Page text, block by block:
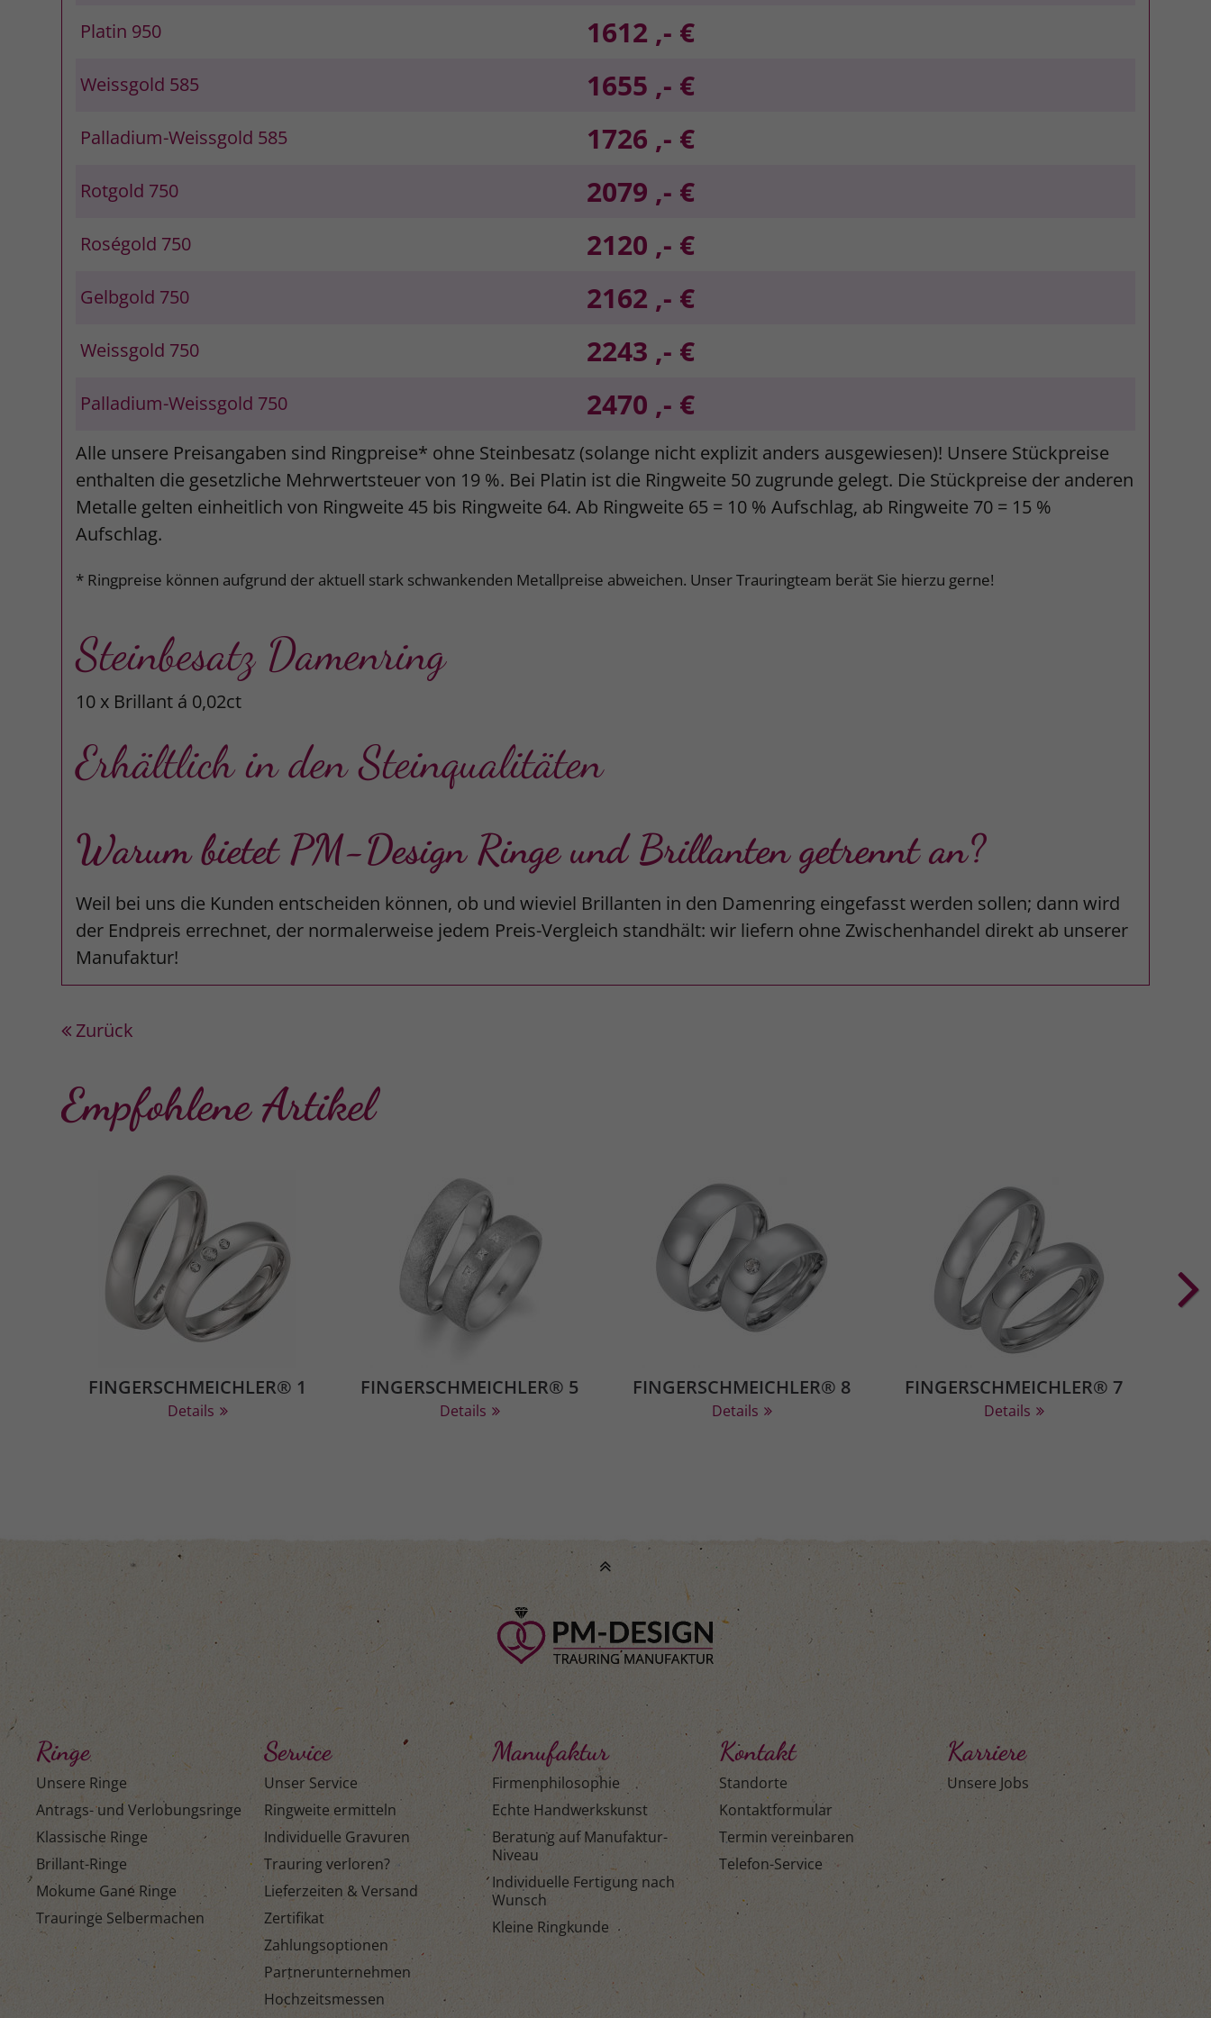
Platin 950 1612 ,- €
Weissgold 585 1655 ,- €
Palladium-Weissgold 585 1726 ,- €
Rotgold 750 2079 ,- €
Roségold 750 2120 ,- €
Gelbgold 750 2162 ,- €
Weissgold 750 2243 ,- €
Palladium-Weissgold 750 2470 ,- €
Alle unsere Preisangaben sind Ringpreise* ohne Steinbesatz (solange nicht explizit anders ausgewiesen)! Unsere Stückpreise
enthalten die gesetzliche Mehrwertsteuer von 19 %. Bei Platin ist die Ringweite 50 zugrunde gelegt. Die Stückpreise der anderen
Metalle gelten einheitlich von Ringweite 45 bis Ringweite 64. Ab Ringweite 65 = 10 % Aufschlag, ab Ringweite 70 = 15 %
Aufschlag.
* Ringpreise können aufgrund der aktuell stark schwankenden Metallpreise abweichen. Unser Trauringteam berät Sie hierzu gerne!
Steinbesatz Damenring
10 x Brillant á 0,02ct
Erhältlich in den Steinqualitäten
Warum bietet PM-Design Ringe und Brillanten getrennt an?
Weil bei uns die Kunden entscheiden können, ob und wieviel Brillanten in den Damenring eingefasst werden sollen; dann wird
der Endpreis errechnet, der normalerweise jedem Preis-Vergleich standhält: wir liefern ohne Zwischenhandel direkt ab unserer
Manufaktur!
Zurück
Empfohlene Artikel
FINGERSCHMEICHLER® 1
Details
FINGERSCHMEICHLER® 5
Details
FINGERSCHMEICHLER® 8
Details
FINGERSCHMEICHLER® 7
Details
Ringe
Unsere Ringe
Antrags- und Verlobungsringe
Klassische Ringe
Brillant-Ringe
Mokume Gane Ringe
Trauringe Selbermachen
Service
Unser Service
Ringweite ermitteln
Individuelle Gravuren
Trauring verloren?
Lieferzeiten & Versand
Zertifikat
Zahlungsoptionen
Partnerunternehmen
Hochzeitsmessen
Manufaktur
Firmenphilosophie
Echte Handwerkskunst
Beratung auf Manufaktur-
Niveau
Individuelle Fertigung nach
Wunsch
Kleine Ringkunde
Kontakt
Standorte
Kontaktformular
Termin vereinbaren
Telefon-Service
Karriere
Unsere Jobs